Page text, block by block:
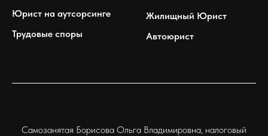
Юрист на аутсорсинге
Трудовые споры
Жилищный Юрист
Автоюрист
Самозанятая Борисова Ольга Владимировна, налоговый